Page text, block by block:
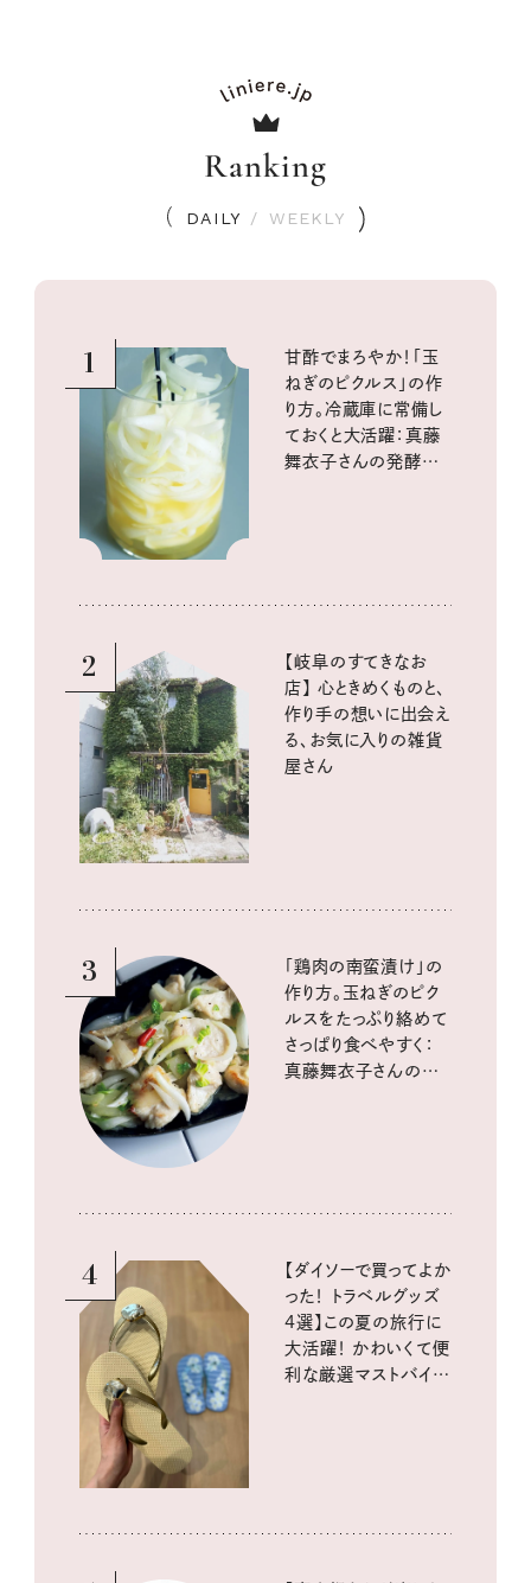
Ranking
DAILY / WEEKLY
1
甘酢でまろやか！「玉
ねぎのピクルス」の作
り方。冷蔵庫に常備し
ておくと大活躍：真藤
舞衣子さんの発酵と
2
【岐阜のすてきなお
店】 心ときめくものと、
作り手の想いに出会え
る、お気に入りの雑貨
屋さん
3
「鶏肉の南蛮漬け」の
作り方。玉ねぎのピク
ルスをたっぷり絡めて
さっぱり食べやすく：
真藤舞衣子さんの発
4
【ダイソーで買ってよか
った！ トラベルグッズ
4選】この夏の旅行に
大活躍！ かわいくて便
利な厳選マストバイア